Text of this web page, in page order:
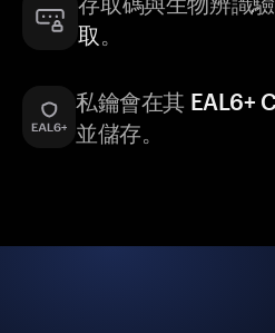
取 。
私鑰會在其 EAL6+
並儲存。